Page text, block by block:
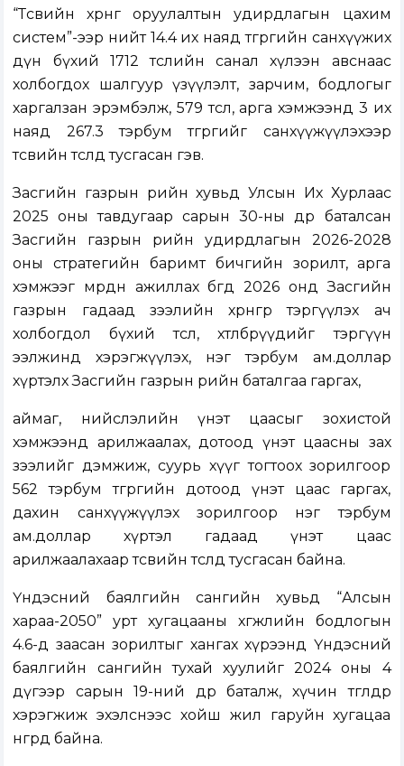
“Төсвийн хөрөнгө оруулалтын удирдлагын цахим
систем”-ээр нийт 14.4 их наяд төгрөгийн санхүүжих
дүн бүхий 1712 төслийн санал хүлээн авснаас
холбогдох шалгуур үзүүлэлт, зарчим, бодлогыг
харгалзан эрэмбэлж, 579 төсөл, арга хэмжээнд 3 их
наяд 267.3 тэрбум төгрөгийг санхүүжүүлэхээр
төсвийн төсөлд тусгасан гэв.
Засгийн газрын өрийн хувьд Улсын Их Хурлаас
2025 оны тавдугаар сарын 30-ны өдөр баталсан
Засгийн газрын өрийн удирдлагын 2026-2028
оны стратегийн баримт бичгийн зорилт, арга
хэмжээг мөрдөн ажиллах бөгөөд 2026 онд Засгийн
газрын гадаад зээлийн хөрөнгөөр тэргүүлэх ач
холбогдол бүхий төсөл, хөтөлбөрүүдийг тэргүүн
ээлжинд хэрэгжүүлэх, нэг тэрбум ам.доллар
хүртэлх Засгийн газрын өрийн баталгаа гаргах,
аймаг, нийслэлийн үнэт цаасыг зохистой
хэмжээнд арилжаалах, дотоод үнэт цаасны зах
зээлийг дэмжиж, суурь хүүг тогтоох зорилгоор
562 тэрбум төгрөгийн дотоод үнэт цаас гаргах,
дахин санхүүжүүлэх зорилгоор нэг тэрбум
ам.доллар хүртэл гадаад үнэт цаас
арилжаалахаар төсвийн төсөлд тусгасан байна.
Үндэсний баялгийн сангийн хувьд “Алсын
хараа-2050” урт хугацааны хөгжлийн бодлогын
4.6-д заасан зорилтыг хангах хүрээнд Үндэсний
баялгийн сангийн тухай хуулийг 2024 оны 4
дүгээр сарын 19-ний өдөр баталж, хүчин төгөлдөр
хэрэгжиж эхэлснээс хойш жил гаруйн хугацаа
өнгөрөөд байна.